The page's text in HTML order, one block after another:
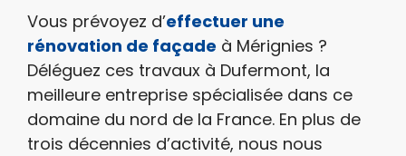
Vous prévoyez d’effectuer une
rénovation de façade à Mérignies ?
Déléguez ces travaux à Dufermont, la
meilleure entreprise spécialisée dans ce
domaine du nord de la France. En plus de
trois décennies d’activité, nous nous